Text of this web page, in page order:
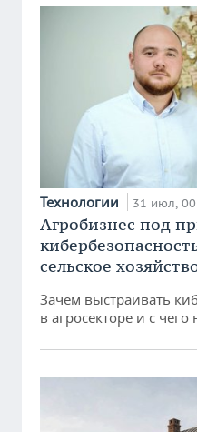
Технологии 31 июл,
Агробизнес под
сельское
Зачем выстраивать
в агросекторе и с чего